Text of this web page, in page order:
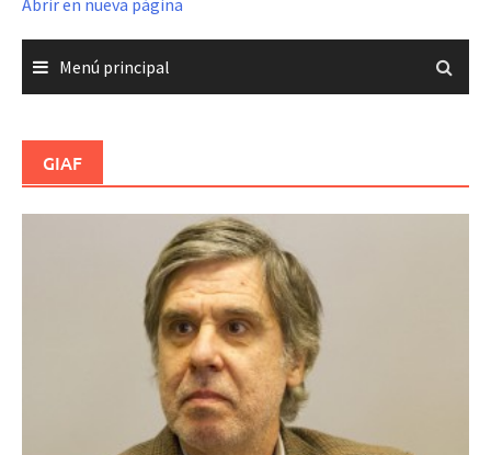
Abrir en nueva página
Menú principal
GIAF